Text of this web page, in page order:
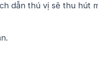
dẫn thú vị sẽ thu hút